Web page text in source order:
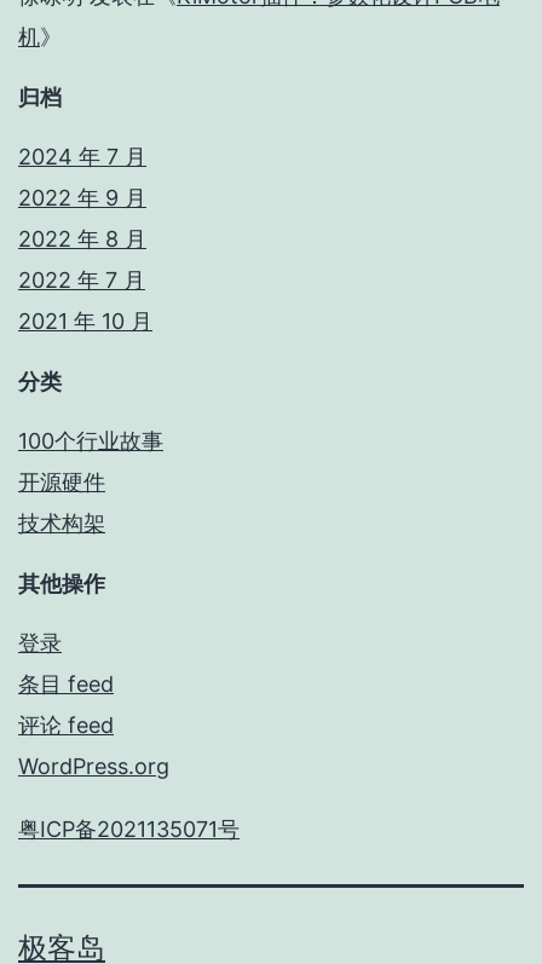
机》
归档
2024 年 7 月
2022 年 9 月
2022 年 8 月
2022 年 7 月
2021 年 10 月
分类
100个行业故事
开源硬件
技术构架
其他操作
登录
条目 feed
评论 feed
WordPress.org
粤ICP备2021135071号
极客岛